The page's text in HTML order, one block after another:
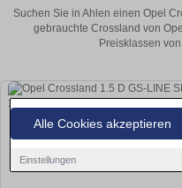
Alle Cookies akzeptieren
Einstellungen
Suchen Sie in Ahlen einen Opel
gebrauchte Crossland von
Preisklassen